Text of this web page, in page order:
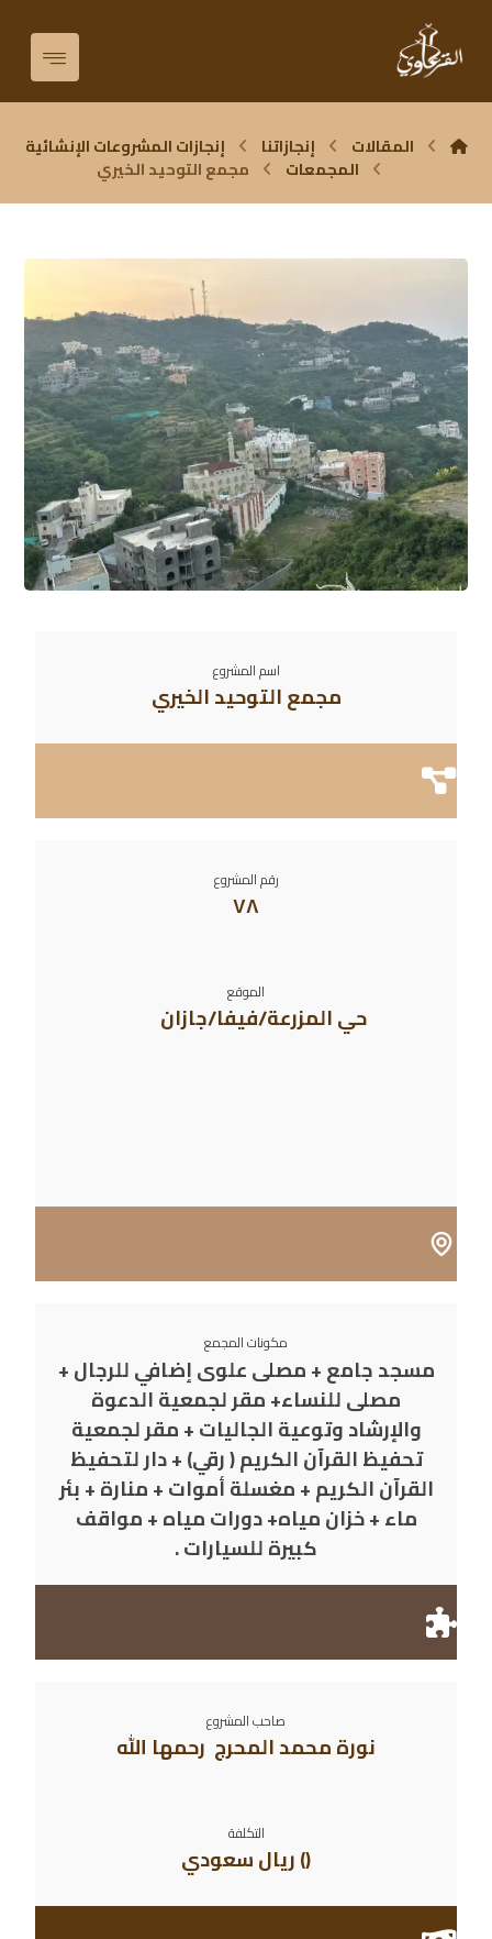
المقالات إنجازاتنا
إنجازات المشروعات الإنشائية
المجمعات
مجمع التوحيد الخيري
اسم المشروع
مجمع التوحيد الخيري
رقم المشروع
٧٨
الموقع
حي المزرعة/فيفا/جازان
مكونات المجمع
مسجد جامع + مصلى علوى إضافي للرجال +
مصلى للنساء+ مقر لجمعية الدعوة
والإرشاد وتوعية الجاليات + مقر لجمعية
تحفيظ القرآن الكريم ( رقي) + دار لتحفيظ
القرآن الكريم + مغسلة أموات + منارة + بئر
ماء + خزان مياه+ دورات مياه + مواقف
كبيرة للسيارات .
صاحب المشروع
نورة محمد المحرج رحمها الله
التكلفة
() ريال سعودي